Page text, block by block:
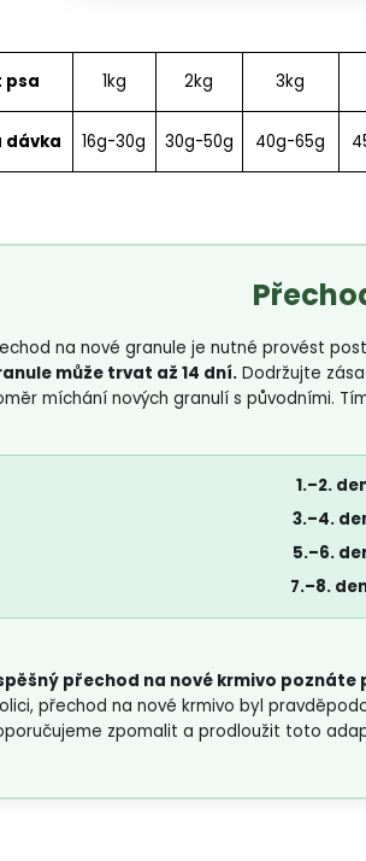
psa 1kg 2kg 3kg
dávka 16g-30g 30g-50g 40g-65g
na nové granule je nutné provést
může trvat až 14 dní. Dodržujte
míchání nových granulí s původními.
1.–2.
3.–4.
5.–6.
7.–8.
přechod na nové krmivo
přechod na nové krmivo byl
zpomalit a prodloužit toto